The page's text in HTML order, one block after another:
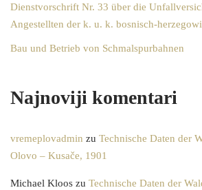
Dienstvorschrift Nr. 33 über die
Angestellten der k. u. k. bosnisch-
Bau und Betrieb von Schmalspurbahnen
Najnoviji komentari
vremeplovadmin zu Technische Daten der
Olovo – Kusače, 1901
Michael Kloos zu Technische Daten der